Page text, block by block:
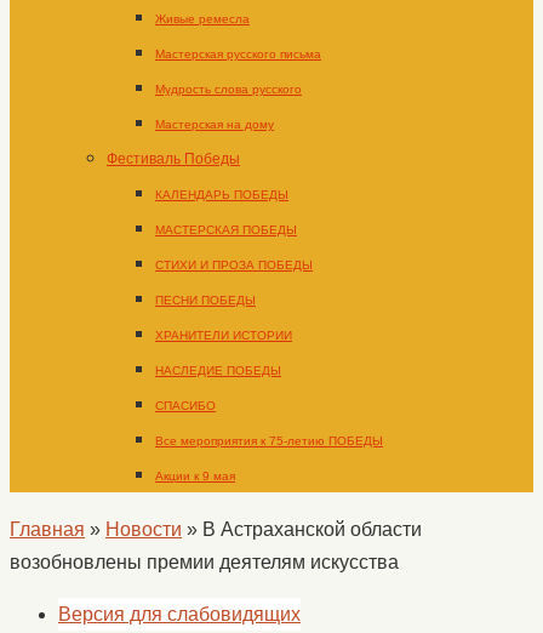
Живые ремесла
Мастерская русского письма
Мудрость слова русского
Мастерская на дому
Фестиваль Победы
КАЛЕНДАРЬ ПОБЕДЫ
МАСТЕРСКАЯ ПОБЕДЫ
СТИХИ И ПРОЗА ПОБЕДЫ
ПЕСНИ ПОБЕДЫ
ХРАНИТЕЛИ ИСТОРИИ
НАСЛЕДИЕ ПОБЕДЫ
СПАСИБО
Все мероприятия к 75-летию ПОБЕДЫ
Акции к 9 мая
Главная » Новости » В Астраханской области
возобновлены премии деятелям искусства
Версия для слабовидящих